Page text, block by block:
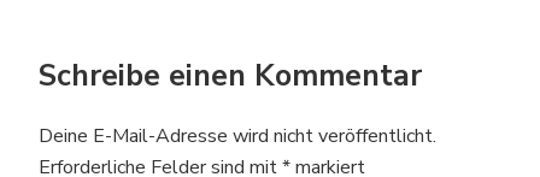
Schreibe einen Kommentar
Deine E-Mail-Adresse wird nicht veröffentlicht.
Erforderliche Felder sind mit*markiert